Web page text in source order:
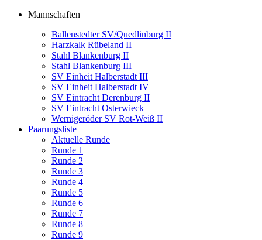
Mannschaften
Ballenstedter SV/Quedlinburg II
Harzkalk Rübeland II
Stahl Blankenburg II
Stahl Blankenburg III
SV Einheit Halberstadt III
SV Einheit Halberstadt IV
SV Eintracht Derenburg II
SV Eintracht Osterwieck
Wernigeröder SV Rot-Weiß II
Paarungsliste
Aktuelle Runde
Runde 1
Runde 2
Runde 3
Runde 4
Runde 5
Runde 6
Runde 7
Runde 8
Runde 9